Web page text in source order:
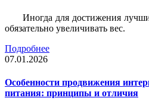
Иногда для достижения
обязательно увеличивать вес.
Подробнее
07.01.2026
Особенности продвижения
питания: принципы и отличия